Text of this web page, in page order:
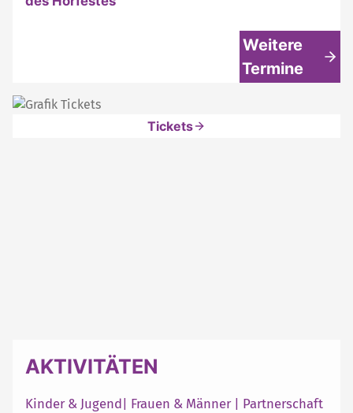
Weitere
Termine
Tickets
AKTIVITÄTEN
Kinder & Jugend Frauen & Männer| Partnerschaft